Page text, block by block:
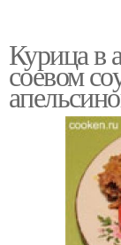
Курица в
соевом